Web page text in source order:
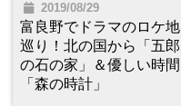
2019/08/29
富良野でドラマのロケ地
巡り！北の国から「五郎
の石の家」＆優しい時間
「森の時計」